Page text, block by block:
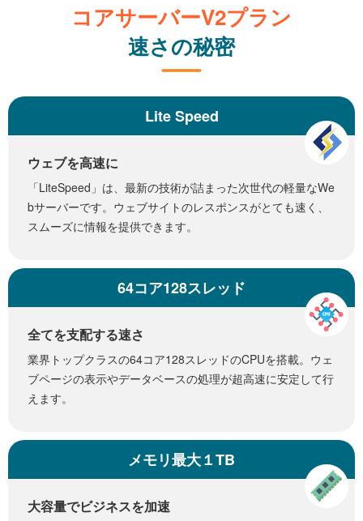
コアサーバーV2プラン
速さの秘密
Lite Speed
ウェブを高速に
「LiteSpeed」は、最新の技術が詰まった次世代の軽量なWe
bサーバーです。ウェブサイトのレスポンスがとても速く、
スムーズに情報を提供できます。
64コア128スレッド
全てを支配する速さ
業界トップクラスの64コア128スレッドのCPUを搭載。ウェ
ブページの表示やデータベースの処理が超高速に安定して行
えます。
メモリ最大１TB
大容量でビジネスを加速